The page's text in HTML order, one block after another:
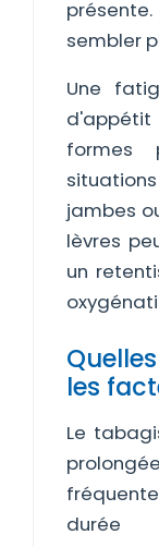
sembler
Une
formes
jambes
lèvres
un
les
Le